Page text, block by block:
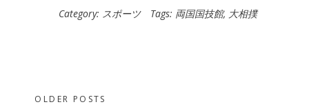
Category: スポーツ Tags: 両国国技館, 大相撲
Posts
OLDER POSTS